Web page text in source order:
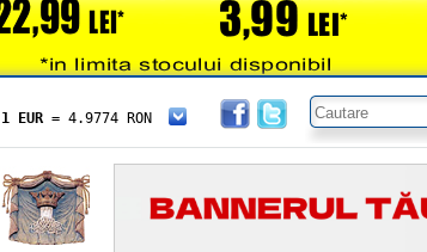
1 EUR = 4.9774 RON
= 5.8304 RON
1 XAU= 464.4611 RON
1 AED= 1.1933 RON
1 AUD= 2.7957 RON
1 BGN= 2.5449 RON